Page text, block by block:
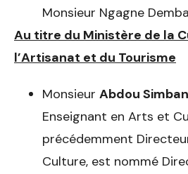
Monsieur Ngagne
Au titre du Ministère de la
l’Artisanat et du Tourisme
Monsieur Abdou
Enseignant en Arts et
précédemment
Culture, est nommé